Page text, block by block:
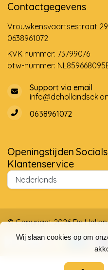
Wij slaan cookies op om
Contactgegevens
Vrouwkensvaartsestraat 29
0638961072
KVK nummer: 73799076
btw-nummer:
Support via email
0638961072
Openingstijden Socials
Klantenservice
© Copyright 2026 De